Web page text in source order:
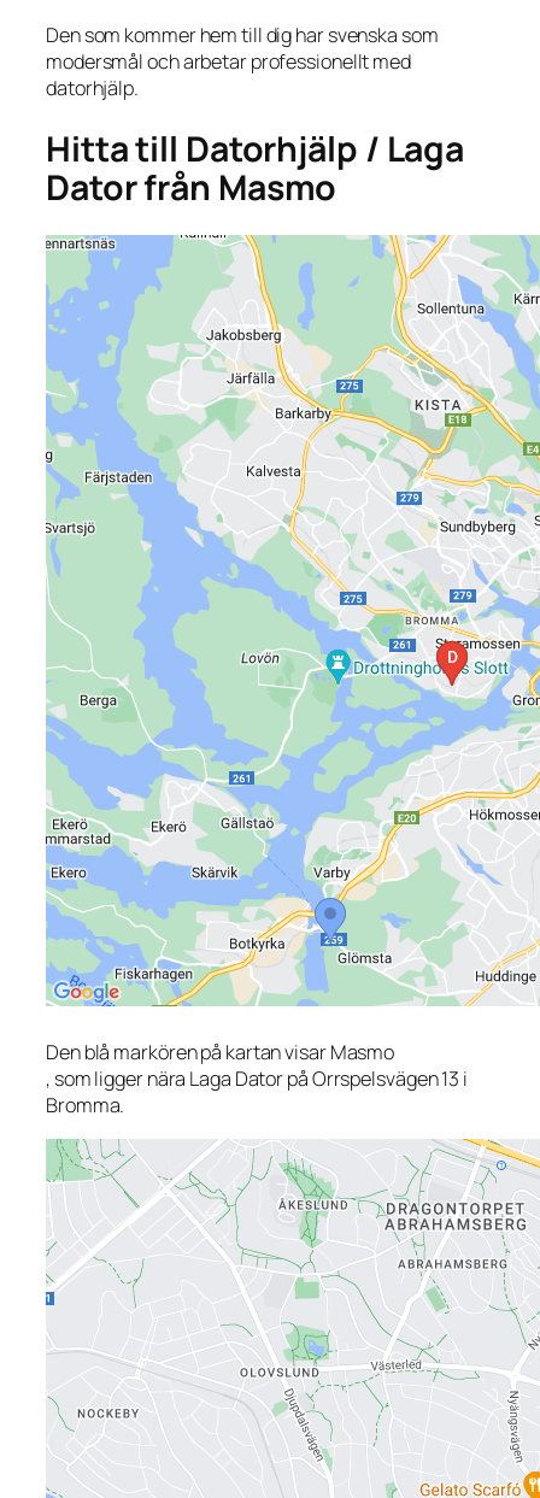
Den som kommer hem till dig har svenska som
modersmål och arbetar professionellt med
datorhjälp.
Hitta till Datorhjälp / Laga
Dator från Masmo
Den blå markören på kartan visar Masmo
, som ligger nära Laga Dator på Orrspelsvägen 13 i
Bromma.